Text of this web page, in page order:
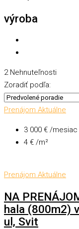
výroba
2 Nehnuteľnosti
Zoradiť podľa:
Prenájom Aktuálne
3 000 € /mesiac
4 € /m²
Prenájom Aktuálne
NA
hala (800m2)
ul, Svit